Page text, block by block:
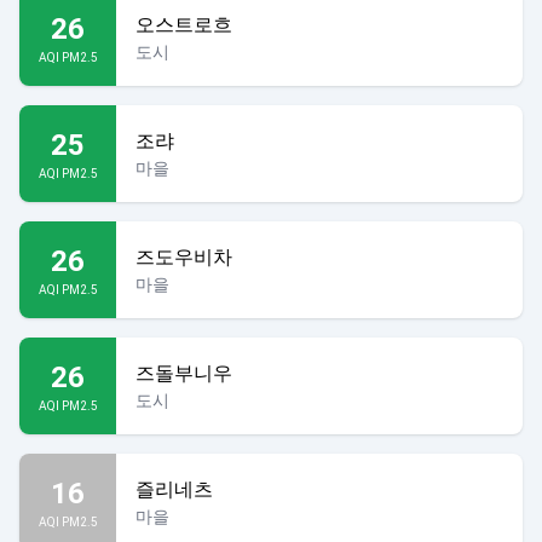
26
AQI PM2.5
오스트로흐
도시
25
AQI PM2.5
조랴
마을
26
AQI PM2.5
즈도우비차
마을
26
AQI PM2.5
즈돌부니우
도시
16
AQI PM2.5
즐리네츠
마을